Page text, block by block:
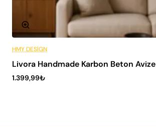
SADECE HMY
HMY DESIGN
Livora Handmade Karbon Beton Avize
1.399,99₺